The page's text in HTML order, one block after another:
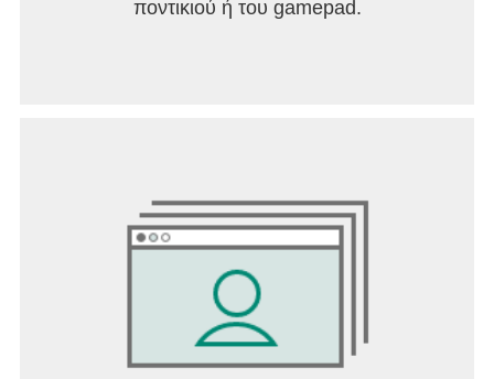
ποντικιού ή του gamepad.